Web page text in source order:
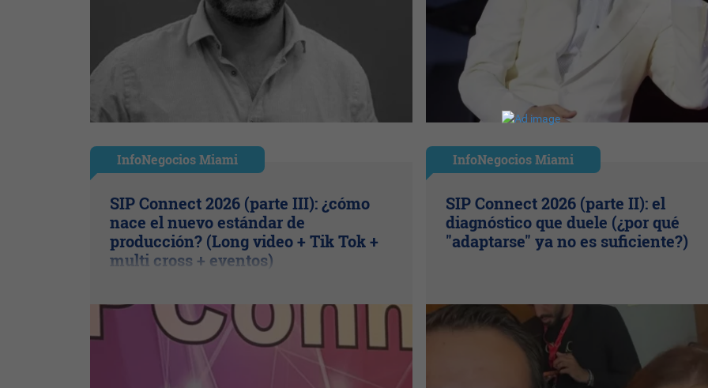
InfoNegocios Miami
SIP Connect 2026 (parte III): ¿cómo
nace el nuevo estándar de
producción? (Long video + Tik Tok +
multi cross + eventos)
InfoNegocios Miami
SIP Connect 2026 (parte II): el
diagnóstico que duele (¿por qué
"adaptarse" ya no es suficiente?)